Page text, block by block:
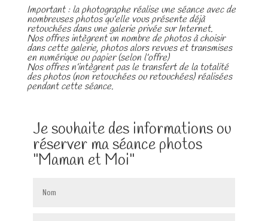
Important : la photographe réalise une séance avec de
nombreuses photos qu’elle vous présente déjà
retouchées dans une galerie privée sur Internet.
Nos offres intègrent un nombre de photos à choisir
dans cette galerie, photos alors revues et transmises
en numérique ou papier (selon l’offre)
Nos offres n’intègrent pas le transfert de la totalité
des photos (non retouchées ou retouchées) réalisées
pendant cette séance.
Je souhaite des informations ou
réserver ma séance photos
"Maman et Moi"